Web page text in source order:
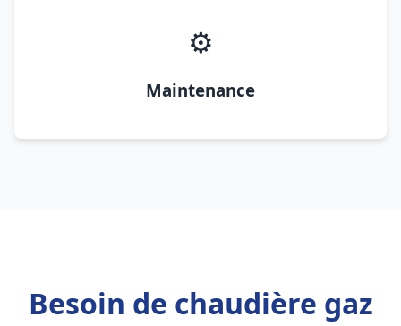
⚙️
Maintenance
Besoin de chaudière gaz